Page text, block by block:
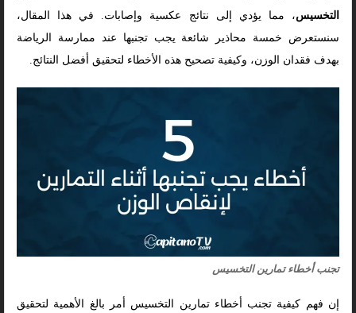
التخسيس، مما يؤدي إلى نتائج عكسية وإصابات. في هذا المقال،
سنستعرض خمسة محاذير شائعة يجب تجنبها عند ممارسة الرياضة
بهدف فقدان الوزن، وكيفية تصحيح هذه الأخطاء لتحقيق أفضل النتائج.
تجنب أخطاء تمارين التخسيس
إن فهم كيفية تجنب أخطاء تمارين التخسيس أمر بالغ الأهمية لتحقيق